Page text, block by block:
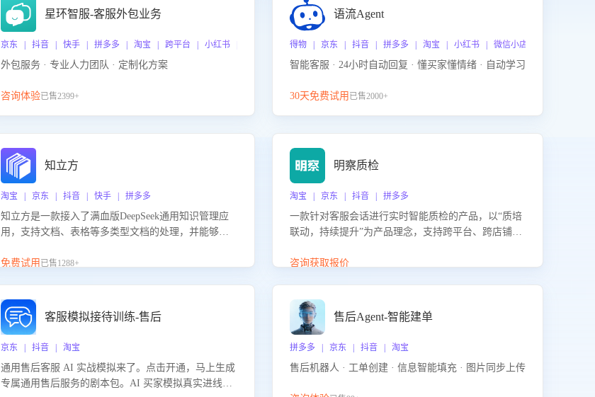
星环智服-客服外包业务
京东 | 抖音 | 快手 | 拼多多 | 淘宝 | 跨平台 | 小红书 | 得物 | 企业微信
外包服务 · 专业人力团队 · 定制化方案
咨询体验已售2399+
语流Agent
得物 | 京东 | 抖音 | 拼多多 | 淘宝 | 小红书 | 微信小店 | 快手 | 唯品
智能客服 · 24小时自动回复 · 懂买家懂情绪 · 自动学习
30天免费试用 已售2000+
知立方
淘宝 | 京东 | 抖音 | 快手 | 拼多多
知立方是一款接入了满血版DeepSeek通用知识管理应
用，支持文档、表格等多类型文档的处理，并能够基
景提供强大的知识支持，帮助用户高效管理和利用知
免费试用 已售1288+
明察质检
淘宝 | 京东 | 抖音 | 拼多多
一款针对客服会话进行实时智能质检的产品，以“质培
联动，持续提升”为产品理念，支持跨平台、跨店铺的
联动，持续提升客服团队的销服能力。
咨询获取报价
客服模拟接待训练-售后
京东 | 抖音 | 淘宝
通用售后客服 AI 实战模拟来了。点击开通，马上生成
专属通用售后服务的剧本包。AI 买家模拟真实进线咨
售后Agent-智能建单
拼多多 | 京东 | 抖音 | 淘宝
售后机器人 · 工单创建 · 信息智能填充 · 图片同步上传